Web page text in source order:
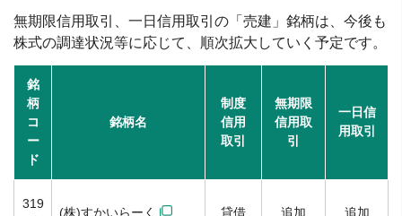
無期限信用取引、一日信用取引の「売建」銘柄は、今後も
株式の調達状況等に応じて、順次拡大していく予定です。
銘
柄
コ
ー
ド
銘柄名
制度
信用
取引
無期限
信用取
引
一日信
用取引
319
(株)すかいらーく 貸借 追加 追加